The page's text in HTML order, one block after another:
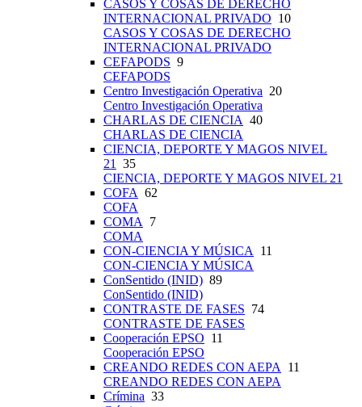
CASOS Y COSAS DE DERECHO
INTERNACIONAL PRIVADO 10
CASOS Y COSAS DE DERECHO
INTERNACIONAL PRIVADO
CEFAPODS 9
CEFAPODS
Centro Investigación Operativa 20
Centro Investigación Operativa
CHARLAS DE CIENCIA 40
CHARLAS DE CIENCIA
CIENCIA, DEPORTE Y MAGOS NIVEL
21 35
CIENCIA, DEPORTE Y MAGOS NIVEL 21
COFA 62
COFA
COMA 7
COMA
CON-CIENCIA Y MÚSICA 11
CON-CIENCIA Y MÚSICA
ConSentido (INID) 89
ConSentido (INID)
CONTRASTE DE FASES 74
CONTRASTE DE FASES
Cooperación EPSO 11
Cooperación EPSO
CREANDO REDES CON AEPA 11
CREANDO REDES CON AEPA
Crímina 33